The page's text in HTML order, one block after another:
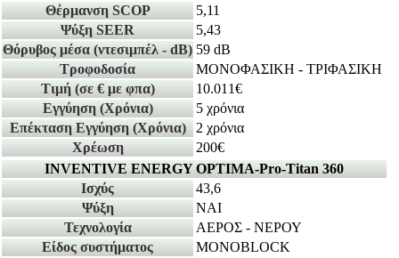
Θέρμανση SCOP
5,11
Ψύξη SEER
5,43
Θόρυβος μέσα (ντεσιμπέλ - dB) 59 dB
Τροφοδοσία
ΜΟΝΟΦΑΣΙΚΗ - ΤΡΙΦΑΣΙΚΗ
Τιμή (σε € με φπα)
10.011€
Εγγύηση (Χρόνια)
5 χρόνια
Επέκταση Εγγύηση (Χρόνια)
2 χρόνια
Χρέωση
200€
INVENTIVE ENERGY OPTIMA-Pro-Titan 360
Ισχύς
43,6
Ψύξη
ΝΑΙ
Τεχνολογία
ΑΕΡΟΣ - ΝΕΡΟΥ
Είδος συστήματος
MONOBLOCK